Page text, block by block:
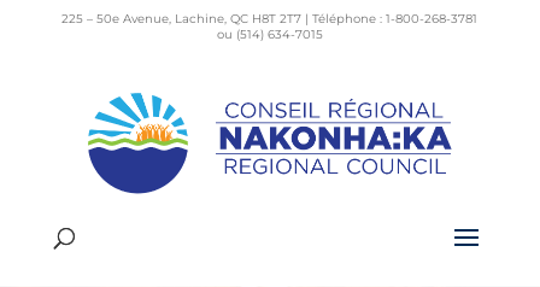
225 – 50e Avenue, Lachine, QC H8T 2T7 | Téléphone : 1-800-268-3781
ou (514) 634-7015